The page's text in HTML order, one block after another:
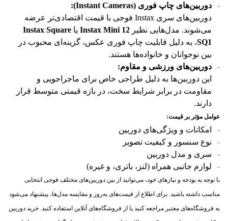
دوربین‌های چاپ فوری (Instant Cameras):
دوربین‌های سری Instax فوجی با قیمت اقتصادی‌تر عرضه
می‌شوند. مدل‌هایی نظیر Instax Mini 12 یا Instax Square
SQ1، به دلیل قابلیت چاپ فوری عکس، گزینه‌ای محبوب در
بین نوجوانان و خانواده‌ها هستند.
دوربین‌های ورزشی و مقاوم:
این دوربین‌ها به دلیل طراحی خاص برای ماجراجویی و
مقاومت در برابر شرایط سخت، در بازه قیمتی متوسط قرار
دارند.
عوامل مؤثر بر قیمت:
امکانات و ویژگی‌های دوربین
نوع سنسور و کیفیت تصویر
سری و مدل دوربین
لوازم جانبی همراه (لنز، باتری، و غیره)
با توجه به بودجه و نیازهای خود، می‌توانید از بین دوربین‌های مختلف فوجی انتخابی
مناسب داشته باشید. برای اطلاع از قیمت‌های به‌روز و مقایسه مدل‌ها، پیشنهاد می‌شود
به فروشگاه‌های معتبر مراجعه کنید یا از فروشگاه‌های آنلاین استفاده کنید. خرید دوربین